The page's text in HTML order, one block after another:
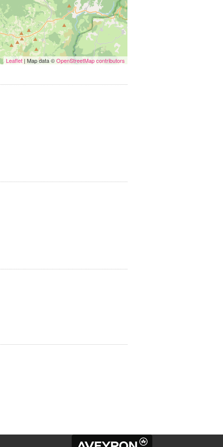
Leaflet | Map data ©OpenStreetMap contributors